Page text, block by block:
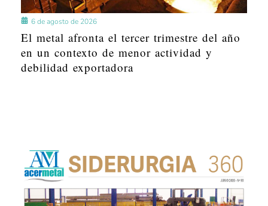
6 de agosto de 2026
El metal afronta el tercer trimestre del año
en un contexto de menor actividad y
debilidad exportadora